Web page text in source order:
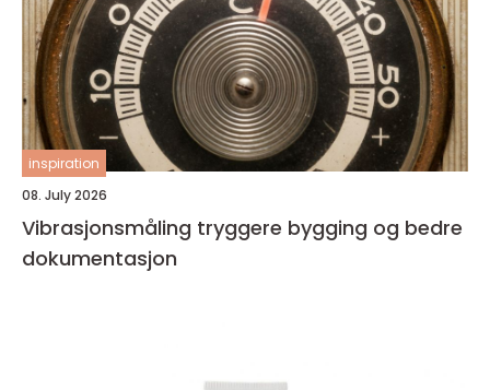
inspiration
08. July 2026
Vibrasjonsmåling tryggere bygging og bedre
dokumentasjon